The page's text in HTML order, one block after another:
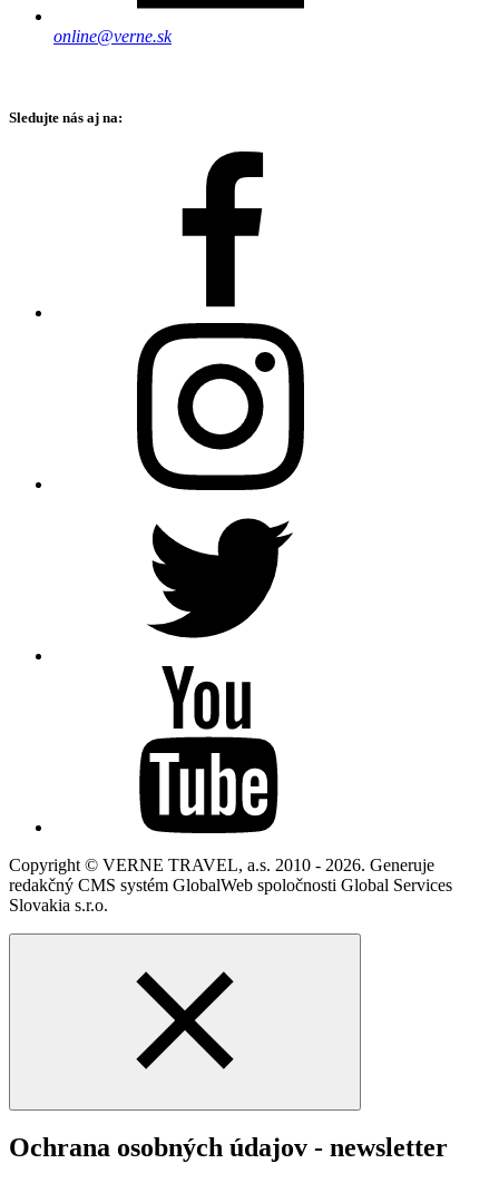
online@verne.sk
Sledujte nás aj na:
Copyright © VERNE TRAVEL, a.s. 2010 - 2026. Generuje
redakčný CMS systém GlobalWeb spoločnosti Global Services
Slovakia s.r.o.
Ochrana osobných údajov - newsletter